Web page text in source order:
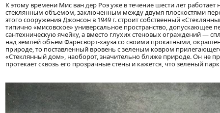
К этому времени Мис ван дер Роэ уже в течение шести лет
стеклянным объемом, заключенным между двумя плоскостями
этого сооружения Джонсон в 1949 г. строит собственный
типично «мисовское» универсальное пространство,
сантехническую ячейку, а вместо глухих стеновых ограждений —
над землей объем Фарнсворт-хауза со своими прокатными,
природе, то поставленный вровень с зеленым ковром
«Стеклянный дом», наоборот, значительно ближе природе. Он не
протекает сквозь его прозрачные стены и кажется, что зеленый